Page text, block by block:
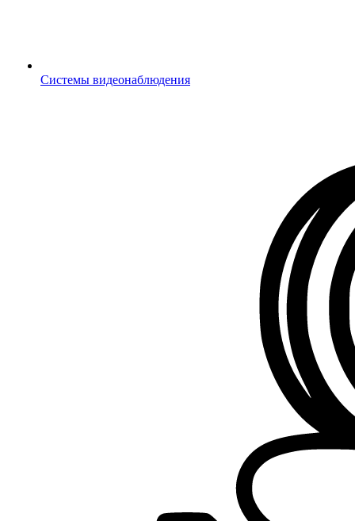
Системы видеонаблюдения